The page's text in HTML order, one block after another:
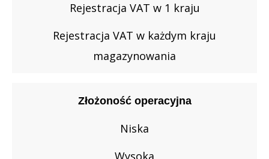
Rejestracja VAT w 1 kraju
Rejestracja VAT w każdym kraju
magazynowania
Złożoność operacyjna
Niska
Wysoka